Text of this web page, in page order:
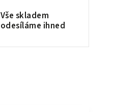
Vše skladem
odesíláme ihned